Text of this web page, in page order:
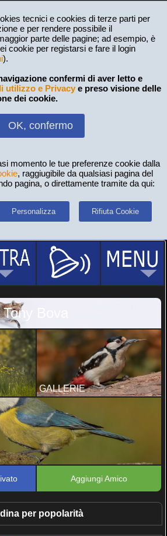
tecnici e cookies di terze parti per
e per rendere possibile il
parte delle pagine; ad esempio, è
cookie per registarsi e fare il login
).
confermi di aver letto e
utilizzo e Privacy e preso visione delle
dei cookie.
OK, confermo
momento le tue preferenze cookie dalla
, raggiugibile da qualsiasi pagina del
pagina, o direttamente tramite da qui:
Personalizza Rifiuta Cookie
Tony Bova
GALLERIE
Aggiungi Amico
per popolarità